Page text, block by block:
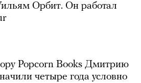
Орбит. Он работал
Popcorn Books Дмитрию
четыре года условно